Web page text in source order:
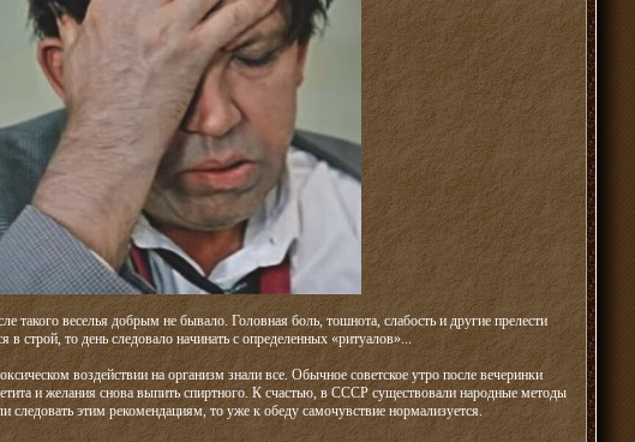
веселья добрым не бывало. Головная боль, тошнота, слабость и другие прелести
строй, то день следовало начинать с определенных «ритуалов»...
воздействии на организм знали все. Обычное советское утро после вечеринки
и желания снова выпить спиртного. К счастью, в СССР существовали народные методы
следовать этим рекомендациям, то уже к обеду самочувствие нормализуется.